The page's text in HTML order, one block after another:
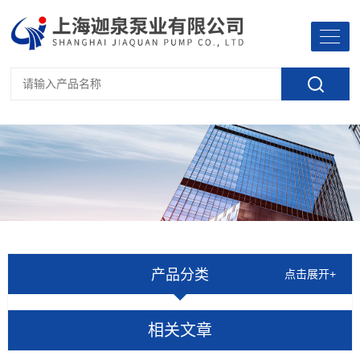
产品分类 点击展开+
相关文章